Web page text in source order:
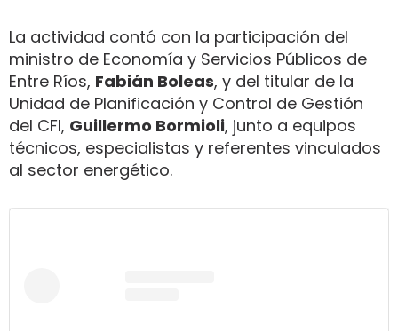
La actividad contó con la participación del
ministro de Economía y Servicios Públicos de
Entre Ríos, Fabián Boleas, y del titular de la
Unidad de Planificación y Control de Gestión
del CFI, Guillermo Bormioli, junto a equipos
técnicos, especialistas y referentes vinculados
al sector energético.